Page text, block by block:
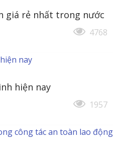
giá rẻ nhất trong nước
4768
hiện nay
1957